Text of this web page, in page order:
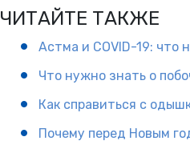
ЧИТАЙТЕ ТАКЖЕ
Астма и COVID-19: что
Что нужно знать о
Как справиться с
Почему перед Новым